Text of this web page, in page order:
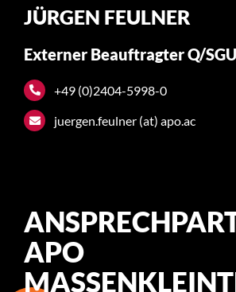
JÜRGEN FEULNER
Externer Beauftragter Q/SGU
+49 (0)2404-5998-0
juergen.feulner (at) apo.ac
APO